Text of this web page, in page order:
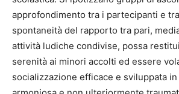
approfondimento tra i partecipanti e
spontaneità del rapporto tra pari,
attività ludiche condivise, possa
serenità ai minori accolti ed essere
socializzazione efficace e sviluppata